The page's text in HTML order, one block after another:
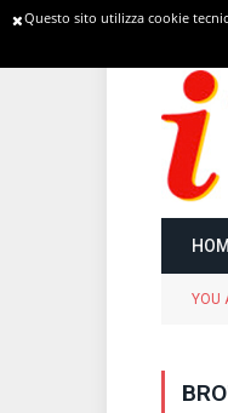
YOU
Questo sito utilizza cookie